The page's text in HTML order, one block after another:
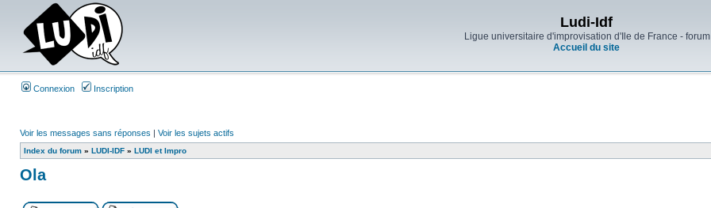
Ludi-Idf
Ligue universitaire d'improvisation d'Ile de France - forum
Accueil du site
Connexion Inscription
Voir les messages sans réponses | Voir les sujets actifs
Index du forum » LUDI-IDF » LUDI et Impro
Ola